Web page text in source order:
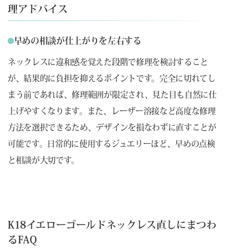
理アドバイス
早めの相談が仕上がりを左右する
ネックレスに違和感を覚えた段階で修理を検討すること
が、結果的に負担を抑えるポイントです。完全に切れてし
まう前であれば、修理範囲が限定され、見た目も自然に仕
上げやすくなります。また、レーザー溶接など高度な修理
方法を選択できるため、デザインを損なわずに直すことが
可能です。日常的に使用するジュエリーほど、早めの点検
と相談が大切です。
K18イエローゴールドネックレス直しにまつわ
るFAQ